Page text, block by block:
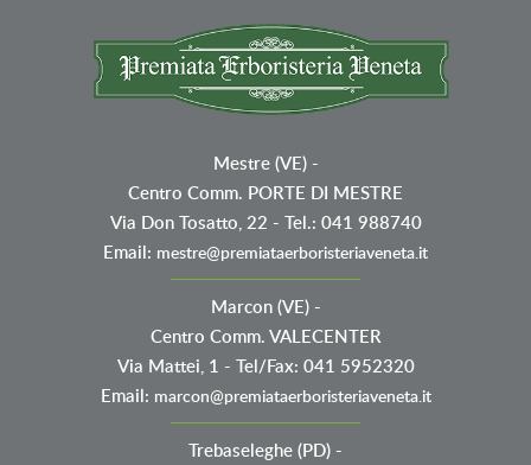
Mestre (VE)-
Centro Comm. PORTE DI MESTRE
Via Don Tosatto, 22 - Tel.: 041 988740
Email: mestre@premiataerboristeriaveneta.it
Marcon (VE)-
Centro Comm. VALECENTER
Via Mattei, 1 - Tel/Fax: 041 5952320
Email: marcon@premiataerboristeriaveneta.it
Trebaseleghe (PD) -